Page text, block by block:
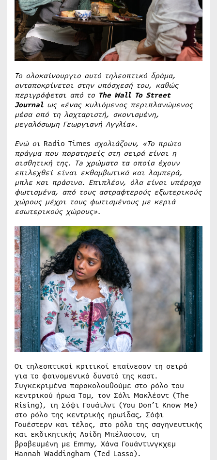
Το ολοκαίνουργιο αυτό τηλεοπτικό δράμα,
ανταποκρίνεται στην υπόσχεσή του, καθώς
περιγράφεται από το The Wall Το Street
Journal ως «ένας κυλιόμενος περιπλανώμενος
μέσα από τη λαχταριστή, σκονισμένη,
μεγαλόσωμη Γεωργιανή Αγγλία».
Ενώ οι Radio Times σχολιάζουν, «Το πρώτο
πράγμα που παρατηρείς στη σειρά είναι η
αισθητική της. Ta χρώματα τα οποία έχουν
επιλεχθεί είναι εκθαμβωτικά και λαμπερά,
μπλε και πράσινα. Επιπλέον, όλα είναι υπέροχα
φωτισμένα, από τους αστραφτερούς εξωτερικούς
χώρους μέχρι τους φωτισμένους με κεριά
εσωτερικούς χώρους».
Οι τηλεοπτικοί κριτικοί επαίνεσαν τη σειρά
για το φαινομενικά δυνατό της καστ.
Συγκεκριμένα παρακολουθούμε στο ρόλο του
κεντρικού ήρωα Tομ, τον Σόλι Μακλέοντ (The
Rising), τη Σόφι Γουάιλντ (You Don’t Know Me)
στο ρόλο της κεντρικής ηρωίδας, Σόφι
Γουέστερν και τέλος, στο ρόλο της σαγηνευτικής
και εκδικητικής Λαίδη Μπέλαστον, τη
βραβευμένη με Emmy, Χάνα Γουάντινγκχεμ
Hannah Waddingham (Ted Lasso).